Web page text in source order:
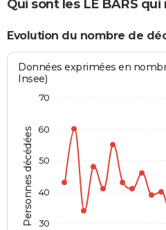
Qui sont les LE BARS
Evolution du nombre de
Personnes décédées
Données exprimées en
Insee)
30
40
50
60
70